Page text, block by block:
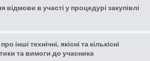
відмови в участі у процедурі закупівлі
інші технічні, якісні та кількісні
та вимоги до учасника